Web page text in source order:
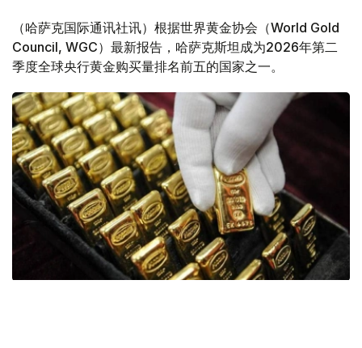
（哈萨克国际通讯社讯）根据世界黄金协会（World Gold
Council, WGC）最新报告，哈萨克斯坦成为2026年第二
季度全球央行黄金购买量排名前五的国家之一。